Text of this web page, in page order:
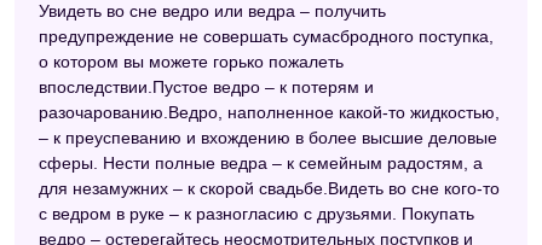
Увидеть во сне ведро или ведра – получить
предупреждение не совершать сумасбродного поступка,
о котором вы можете горько пожалеть
впоследствии.Пустое ведро – к потерям и
разочарованию.Ведро, наполненное какой-то жидкостью,
– к преуспеванию и вхождению в более высшие деловые
сферы. Нести полные ведра – к семейным радостям, а
для незамужних – к скорой свадьбе.Видеть во сне кого-то
с ведром в руке – к разногласию с друзьями. Покупать
ведро – остерегайтесь неосмотрительных поступков и